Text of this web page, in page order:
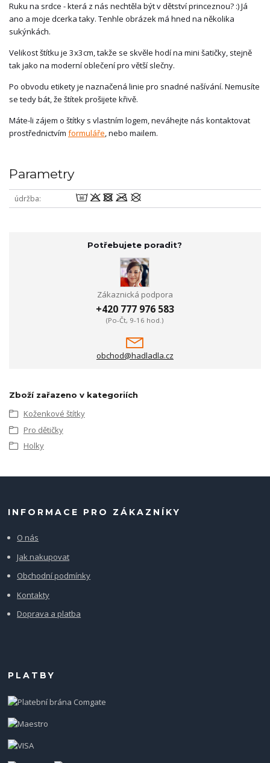
Ruku na srdce - která z nás nechtěla být v dětství princeznou? :) Já
ano a moje dcerka taky. Tenhle obrázek má hned na několika
sukýnkách.
Velikost štítku je 3x3cm, takže se skvěle hodí na mini šatičky, stejně
tak jako na moderní oblečení pro větší slečny.
Po obvodu etikety je naznačená linie pro snadné našívání. Nemusíte
se tedy bát, že štítek prošijete křivě.
Máte-li zájem o štítky s vlastním logem, neváhejte nás kontaktovat
prostřednictvím formuláře, nebo mailem.
Parametry
údržba wodmU
Potřebujete poradit?
Zákaznická podpora
+420 777 976 583
(Po-Čt, 9-16 hod.)
obchod@hadladla.cz
Zboží zařazeno v kategoriích
Koženkové štítky
Pro dětičky
Holky
INFORMACE PRO ZÁKAZNÍKY
O nás
Jak nakupovat
Obchodní podmínky
Kontakty
Doprava a platba
PLATBY